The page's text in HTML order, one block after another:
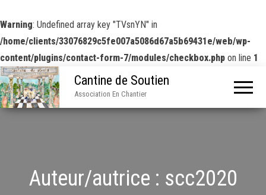
Warning: Undefined array key "TVsnYN" in
/home/clients/33076829c5fe007a5086d67a5b69431e/web/wp-
content/plugins/contact-form-7/modules/checkbox.php on line 1
Cantine de Soutien
Association En Chantier
Auteur/autrice : scc2020